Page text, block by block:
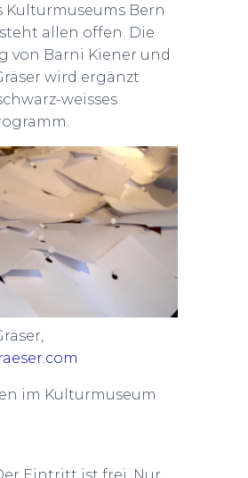
Kulturmuseums Bern
allen offen. Die
von Barni Kiener und
wird ergänzt
weisses
im Kulturmuseum